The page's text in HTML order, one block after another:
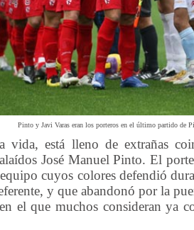
Pinto y Javi Varas eran los porteros en el último partido de
está lleno de extrañas
José Manuel Pinto. El
cuyos colores defendió
y que abandonó por la
el que muchos consideran ya